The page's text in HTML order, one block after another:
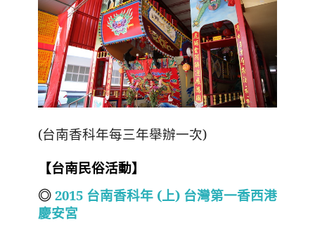
(台南香科年每三年舉辦一次)
【台南民俗活動】
◎ 2015 台南香科年 (上) 台灣第一香西港
慶安宮